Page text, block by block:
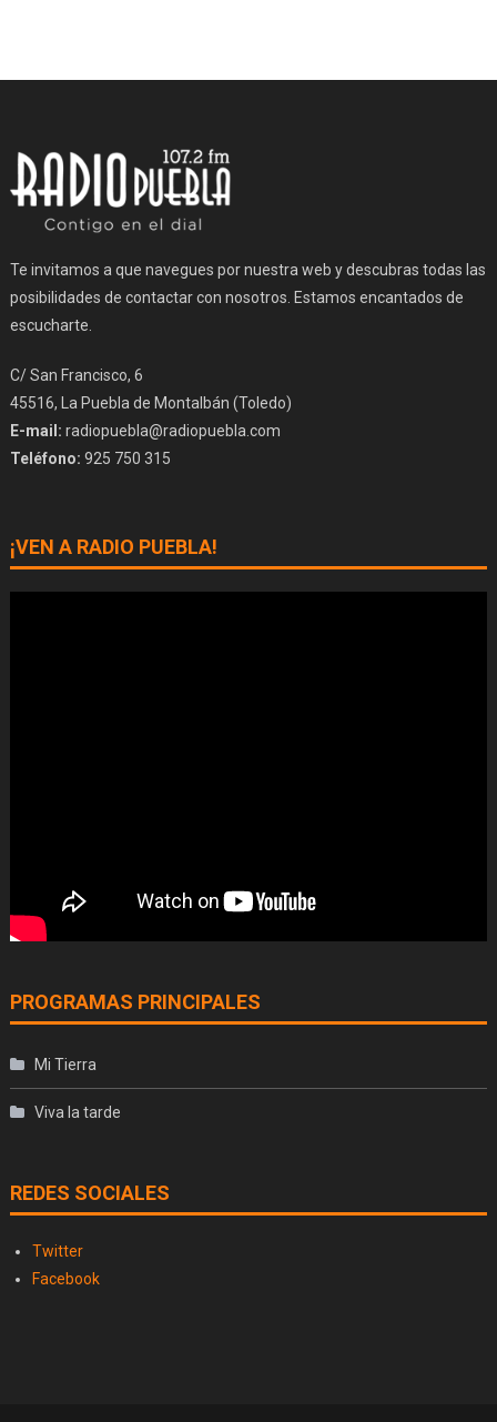
Te invitamos a que navegues por nuestra web y descubras todas las
posibilidades de contactar con nosotros. Estamos encantados de
escucharte.
C/ San Francisco, 6
45516, La Puebla de Montalbán (Toledo)
E-mail: radiopuebla@radiopuebla.com
Teléfono: 925 750 315
¡VEN A RADIO PUEBLA!
PROGRAMAS PRINCIPALES
Mi Tierra
Viva la tarde
REDES SOCIALES
Twitter
Facebook